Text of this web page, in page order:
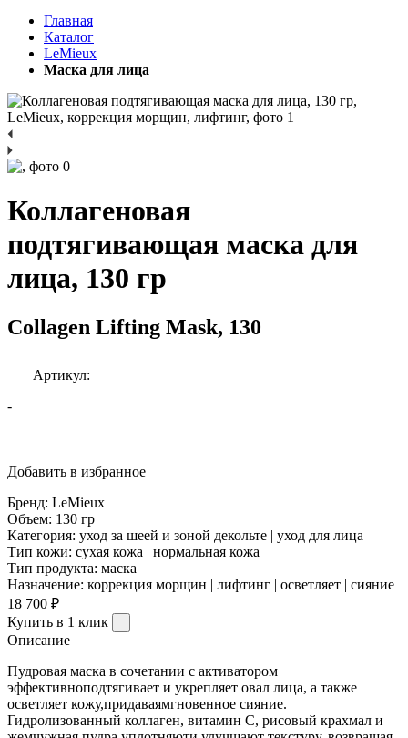
Главная
Каталог
LeMieux
Маска для лица
Коллагеновая
подтягивающая маска для
лица, 130 гр
Collagen Lifting Mask, 130
Артикул:
-
Добавить в избранное
Бренд: LeMieux
Объем: 130 гр
Категория: уход за шеей и зоной декольте | уход для лица
Тип кожи: сухая кожа | нормальная кожа
Тип продукта: маска
Назначение: коррекция морщин | лифтинг | осветляет | сияние
18 700 ₽
Купить в 1 клик
Описание
Пудровая маска в сочетании с активатором
эффективноподтягивает и укрепляет овал лица, а также
осветляет кожу,придаваямгновенное сияние.
Гидролизованный коллаген, витамин С, рисовый крахмал и